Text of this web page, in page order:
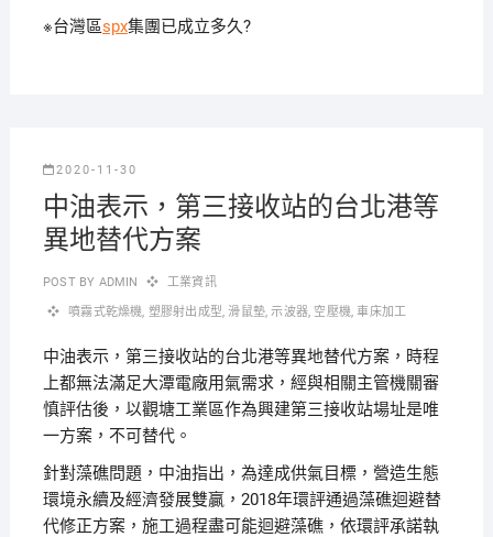
※台灣區spx集團已成立多久?
2020-11-30
中油表示，第三接收站的台北港等
異地替代方案
POST BY ADMIN 工業資訊
噴霧式乾燥機, 塑膠射出成型,滑鼠墊,示波器, 空壓機,車床加工
中油表示，第三接收站的台北港等異地替代方案，時程
上都無法滿足大潭電廠用氣需求，經與相關主管機關審
慎評估後，以觀塘工業區作為興建第三接收站場址是唯
一方案，不可替代。
針對藻礁問題，中油指出，為達成供氣目標，營造生態
環境永續及經濟發展雙贏，2018年環評通過藻礁迴避替
代修正方案，施工過程盡可能迴避藻礁，依環評承諾執